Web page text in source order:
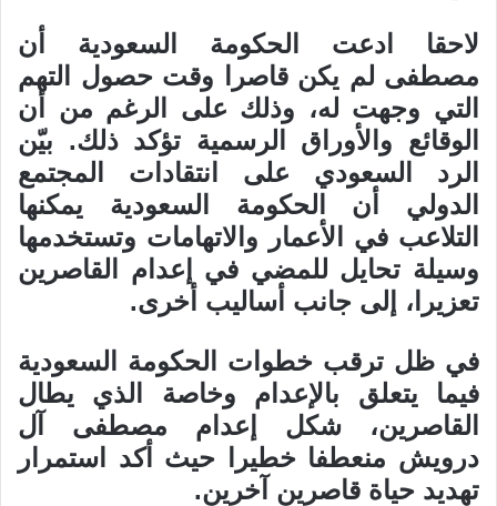
لاحقا ادعت الحكومة السعودية أن
مصطفى لم يكن قاصرا وقت حصول التهم
التي وجهت له، وذلك على الرغم من أن
الوقائع والأوراق الرسمية تؤكد ذلك. بيّن
الرد السعودي على انتقادات المجتمع
الدولي أن الحكومة السعودية يمكنها
التلاعب في الأعمار والاتهامات وتستخدمها
وسيلة تحايل للمضي في إعدام القاصرين
تعزيرا، إلى جانب أساليب أخرى.
في ظل ترقب خطوات الحكومة السعودية
فيما يتعلق بالإعدام وخاصة الذي يطال
القاصرين، شكل إعدام مصطفى آل
درويش منعطفا خطيرا حيث أكد استمرار
تهديد حياة قاصرين آخرين.